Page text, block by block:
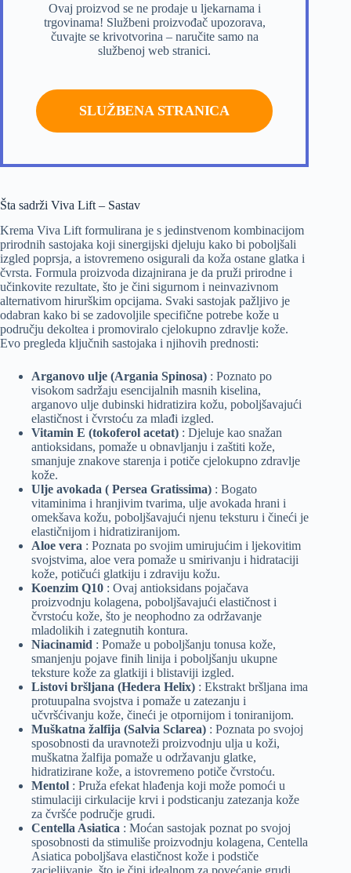
Ovaj proizvod se ne prodaje u ljekarnama i
trgovinama! Službeni proizvođač upozorava,
čuvajte se krivotvorina – naručite samo na
službenoj web stranici.
SLUŽBENA STRANICA
Šta sadrži Viva Lift – Sastav
Krema Viva Lift formulirana je s jedinstvenom kombinacijom
prirodnih sastojaka koji sinergijski djeluju kako bi poboljšali
izgled poprsja, a istovremeno osigurali da koža ostane glatka i
čvrsta. Formula proizvoda dizajnirana je da pruži prirodne i
učinkovite rezultate, što je čini sigurnom i neinvazivnom
alternativom hirurškim opcijama. Svaki sastojak pažljivo je
odabran kako bi se zadovoljile specifične potrebe kože u
području dekoltea i promoviralo cjelokupno zdravlje kože.
Evo pregleda ključnih sastojaka i njihovih prednosti:
Arganovo ulje (Argania Spinosa) : Poznato po
visokom sadržaju esencijalnih masnih kiselina,
arganovo ulje dubinski hidratizira kožu, poboljšavajući
elastičnost i čvrstoću za mlađi izgled.
Vitamin E (tokoferol acetat) : Djeluje kao snažan
antioksidans, pomaže u obnavljanju i zaštiti kože,
smanjuje znakove starenja i potiče cjelokupno zdravlje
kože.
Ulje avokada ( Persea Gratissima) : Bogato
vitaminima i hranjivim tvarima, ulje avokada hrani i
omekšava kožu, poboljšavajući njenu teksturu i čineći je
elastičnijom i hidratiziranijom.
Aloe vera : Poznata po svojim umirujućim i ljekovitim
svojstvima, aloe vera pomaže u smirivanju i hidrataciji
kože, potičući glatkiju i zdraviju kožu.
Koenzim Q10 : Ovaj antioksidans pojačava
proizvodnju kolagena, poboljšavajući elastičnost i
čvrstoću kože, što je neophodno za održavanje
mladolikih i zategnutih kontura.
Niacinamid : Pomaže u poboljšanju tonusa kože,
smanjenju pojave finih linija i poboljšanju ukupne
teksture kože za glatkiji i blistaviji izgled.
Listovi bršljana (Hedera Helix) : Ekstrakt bršljana ima
protuupalna svojstva i pomaže u zatezanju i
učvršćivanju kože, čineći je otpornijom i toniranijom.
Muškatna žalfija (Salvia Sclarea) : Poznata po svojoj
sposobnosti da uravnoteži proizvodnju ulja u koži,
muškatna žalfija pomaže u održavanju glatke,
hidratizirane kože, a istovremeno potiče čvrstoću.
Mentol : Pruža efekat hlađenja koji može pomoći u
stimulaciji cirkulacije krvi i podsticanju zatezanja kože
za čvršće područje grudi.
Centella Asiatica : Moćan sastojak poznat po svojoj
sposobnosti da stimuliše proizvodnju kolagena, Centella
Asiatica poboljšava elastičnost kože i podstiče